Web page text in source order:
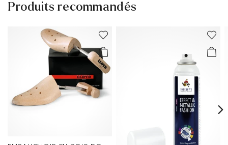
Produits recommandés